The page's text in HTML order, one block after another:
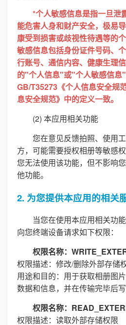
*个人敏感信息是指一旦泄
能危害人身和财产安全，极易
康受到损害或歧视性待遇等的
敏感信息包括身份证件号码、
行账号、通信内容、健康生理
的"个人信息"或"个人敏感信息
GB/T35273《个人信息安全规
息安全规范》中的定义一致。
(2) 本应用相关功能
您在意见反馈拍照、使用
方，可能需要授权相册等敏感
您无法使用该功能，但不影响
他功能。
2. 为您提供本应用的相关
当您在使用本应用相关功
向您终端设备请求如下权限：
权限名称：
权限描述：修改/删除外部存储
用途和目的：用于获取相册图
数据和信息，并在传输完毕后写
权限名称：
权限描述：读取外部存储权限